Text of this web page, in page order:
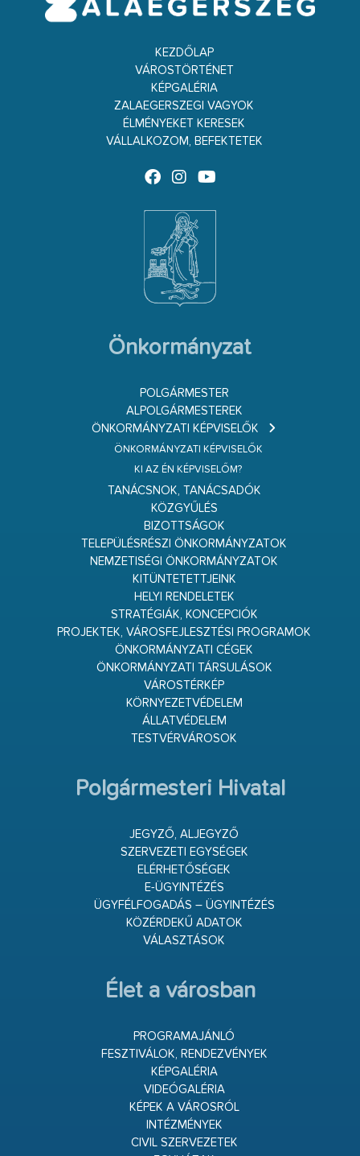
KEZDŐLAP
VÁROSTÖRTÉNET
KÉPGALÉRIA
ZALAEGERSZEGI VAGYOK
ÉLMÉNYEKET KERESEK
VÁLLALKOZOM, BEFEKTETEK
Önkormányzat
POLGÁRMESTER
ALPOLGÁRMESTEREK
ÖNKORMÁNYZATI KÉPVISELŐK
ÖNKORMÁNYZATI KÉPVISELŐK
KI AZ ÉN KÉPVISELŐM?
TANÁCSNOK, TANÁCSADÓK
KÖZGYŰLÉS
BIZOTTSÁGOK
TELEPÜLÉSRÉSZI ÖNKORMÁNYZATOK
NEMZETISÉGI ÖNKORMÁNYZATOK
KITÜNTETETTJEINK
HELYI RENDELETEK
STRATÉGIÁK, KONCEPCIÓK
PROJEKTEK, VÁROSFEJLESZTÉSI PROGRAMOK
ÖNKORMÁNYZATI CÉGEK
ÖNKORMÁNYZATI TÁRSULÁSOK
VÁROSTÉRKÉP
KÖRNYEZETVÉDELEM
ÁLLATVÉDELEM
TESTVÉRVÁROSOK
Polgármesteri Hivatal
JEGYZŐ, ALJEGYZŐ
SZERVEZETI EGYSÉGEK
ELÉRHETŐSÉGEK
E-ÜGYINTÉZÉS
ÜGYFÉLFOGADÁS – ÜGYINTÉZÉS
KÖZÉRDEKŰ ADATOK
VÁLASZTÁSOK
Élet a városban
PROGRAMAJÁNLÓ
FESZTIVÁLOK, RENDEZVÉNYEK
KÉPGALÉRIA
VIDEÓGALÉRIA
KÉPEK A VÁROSRÓL
INTÉZMÉNYEK
CIVIL SZERVEZETEK